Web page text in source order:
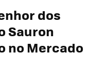
dos
Sauron
no Mercado